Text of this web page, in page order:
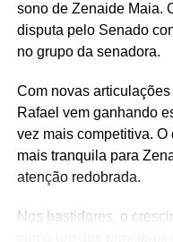
sono de Zenaide Maia.
disputa pelo Senado
no grupo da senadora.
Com novas
Rafael vem ganhando
vez mais competitiva.
mais tranquila para
atenção redobrada.
Nos bastidores, o